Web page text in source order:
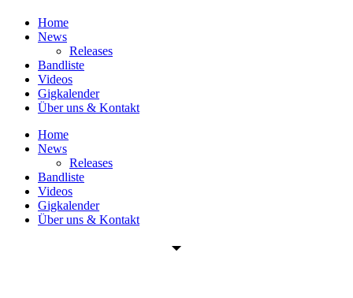
Home
News
Releases
Bandliste
Videos
Gigkalender
Über uns & Kontakt
Home
News
Releases
Bandliste
Videos
Gigkalender
Über uns & Kontakt